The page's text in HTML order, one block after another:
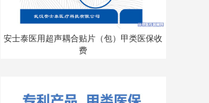
安士泰医用超声耦合贴片（包）甲类医保收
费